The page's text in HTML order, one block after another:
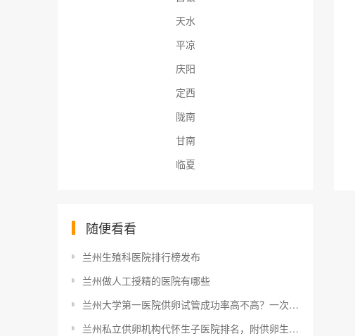
天水
平凉
庆阳
定西
陇南
甘南
临夏
随便看看
兰州生殖科医院排行榜发布
兰州做人工授精的医院有哪些
兰州大学第一医院供卵试管成功率高不高？一次试管能成功吗
兰州私立供卵机构代怀生子医院排名，附供卵生男孩费用明细表？